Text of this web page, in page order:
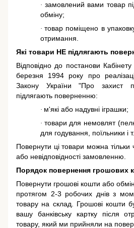
· замовлений вами товар
обміну;
·товар поміщено в
отримання.
Які товари НЕ підлягають
Відповідно до постанови
березня 1994 року про
Закону України "Про захист
підлягають поверненню:
· м'які або надувні іграшки;
· товари для немовлят
для годування, поїльники і
Повернути ці товари можна
або невідповідності замовленню.
Порядок повернення грошових
Повернути грошові кошти або
протягом 2-3 робочих днів з
товару на склад. Грошові кошти
вашу банківську картку після
товару, який ми прийняли на